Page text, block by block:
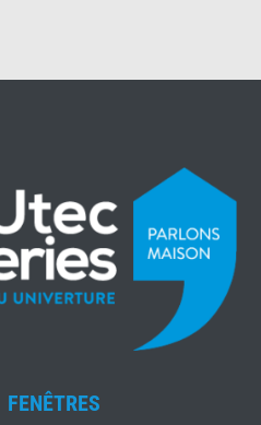
FENÊTRES